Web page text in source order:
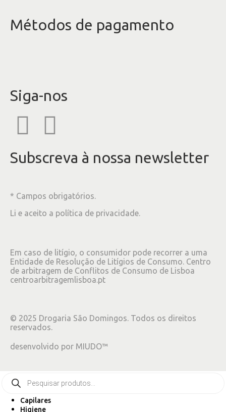
Métodos de pagamento
Siga-nos
Subscreva à nossa newsletter
* Campos obrigatórios.
Li e aceito a política de privacidade.
Em caso de litígio, o consumidor pode recorrer a uma
Entidade de Resolução de Litígios de Consumo. Centro
de arbitragem de Conflitos de Consumo de Lisboa
centroarbitragemlisboa.pt
© 2025 Drogaria São Domingos. Todos os direitos
reservados.
desenvolvido por MIUDO™
Capilares
Higiene